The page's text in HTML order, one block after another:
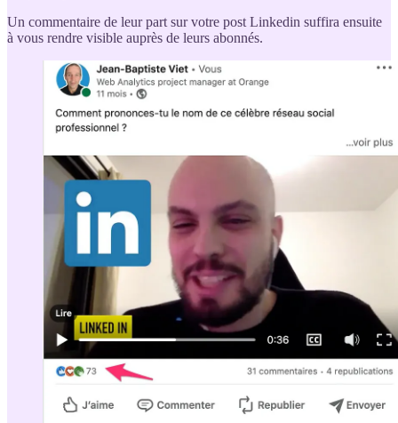
Un commentaire de leur part sur votre post Linkedin suffira ensuite
à vous rendre visible auprès de leurs abonnés.